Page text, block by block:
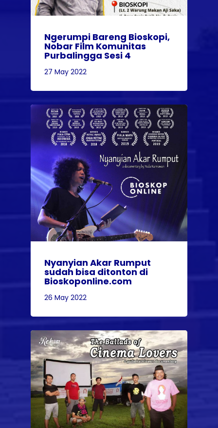
Ngerumpi Bareng Bioskopi,
Nobar Film Komunitas
Purbalingga Sesi 4
27 May 2022
Nyanyian Akar Rumput
sudah bisa ditonton di
Bioskoponline.com
26 May 2022